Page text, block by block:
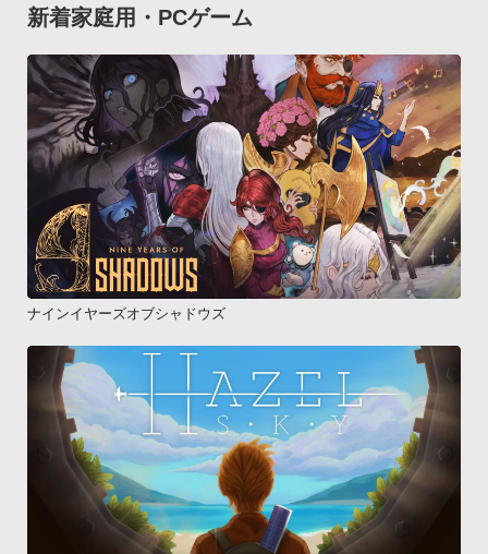
新着家庭用・PCゲーム
ナインイヤーズオブシャドウズ